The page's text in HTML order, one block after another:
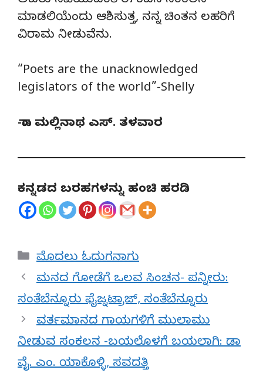
ಮಾಡಲಿಯೆಂದು ಆಶಿಸುತ್ತ, ನನ್ನ ಚಿಂತನ ಲಹರಿಗೆ
ವಿರಾಮ ನೀಡುವೆನು.
“Poets are the unacknowledged
legislators of the world”-Shelly
-ಡಾ. ಮಲ್ಲಿನಾಥ ಎಸ್. ತಳವಾರ
ಕನ್ನಡದ ಬರಹಗಳನ್ನು ಹಂಚಿ ಹರಡಿ
Categories
ಮೊದಲು ಓದುಗನಾಗು
ಮನದ ಗೋಡೆಗೆ ಒಲವ ಸಿಂಚನ- ಪನ್ನೀರು:
ಸಂತೆಬೆನ್ನೂರು ಫೈಜ್ನಟ್ರಾಜ್, ಸಂತೆಬೆನ್ನೂರು
ವರ್ತಮಾನದ ಗಾಯಗಳಿಗೆ ಮುಲಾಮು
ನೀಡುವ ಸಂಕಲನ -ಬಯಲೊಳಗೆ ಬಯಲಾಗಿ: ಡಾ
ವೈ. ಎಂ. ಯಾಕೊಳ್ಳಿ, ಸವದತ್ತಿ